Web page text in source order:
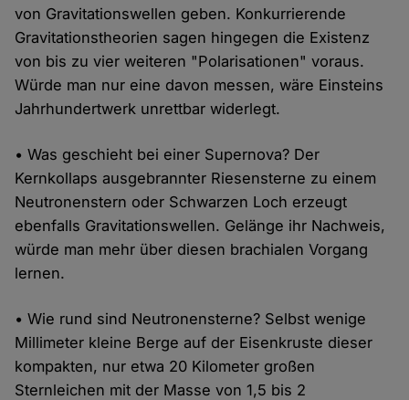
von Gravitationswellen geben. Konkurrierende
Gravitationstheorien sagen hingegen die Existenz
von bis zu vier weiteren "Polarisationen" voraus.
Würde man nur eine davon messen, wäre Einsteins
Jahrhundertwerk unrettbar widerlegt.
• Was geschieht bei einer Supernova? Der
Kernkollaps ausgebrannter Riesensterne zu einem
Neutronenstern oder Schwarzen Loch erzeugt
ebenfalls Gravitationswellen. Gelänge ihr Nachweis,
würde man mehr über diesen brachialen Vorgang
lernen.
• Wie rund sind Neutronensterne? Selbst wenige
Millimeter kleine Berge auf der Eisenkruste dieser
kompakten, nur etwa 20 Kilometer großen
Sternleichen mit der Masse von 1,5 bis 2